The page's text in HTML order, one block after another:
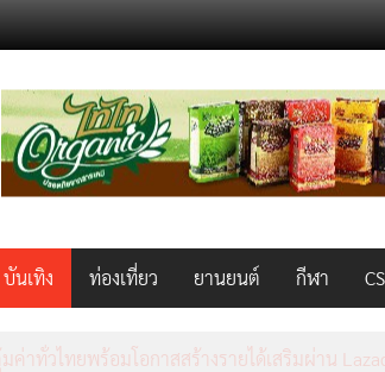
บันเทิง ท่องเที่ยว ยานยนต์ กีฬา
ค่าทั่วไทยพร้อมโอกาสสร้างรายได้เสริมผ่าน